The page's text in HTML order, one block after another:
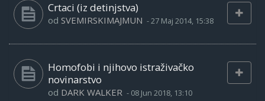
Crtaci (iz detinjstva)
od SVEMIRSKIMAJMUN -27 Maj 2014, 15:38
Homofobi i njihovo istraživačko
novinarstvo
od DARK WALKER - 08 Jun 2018, 13:10